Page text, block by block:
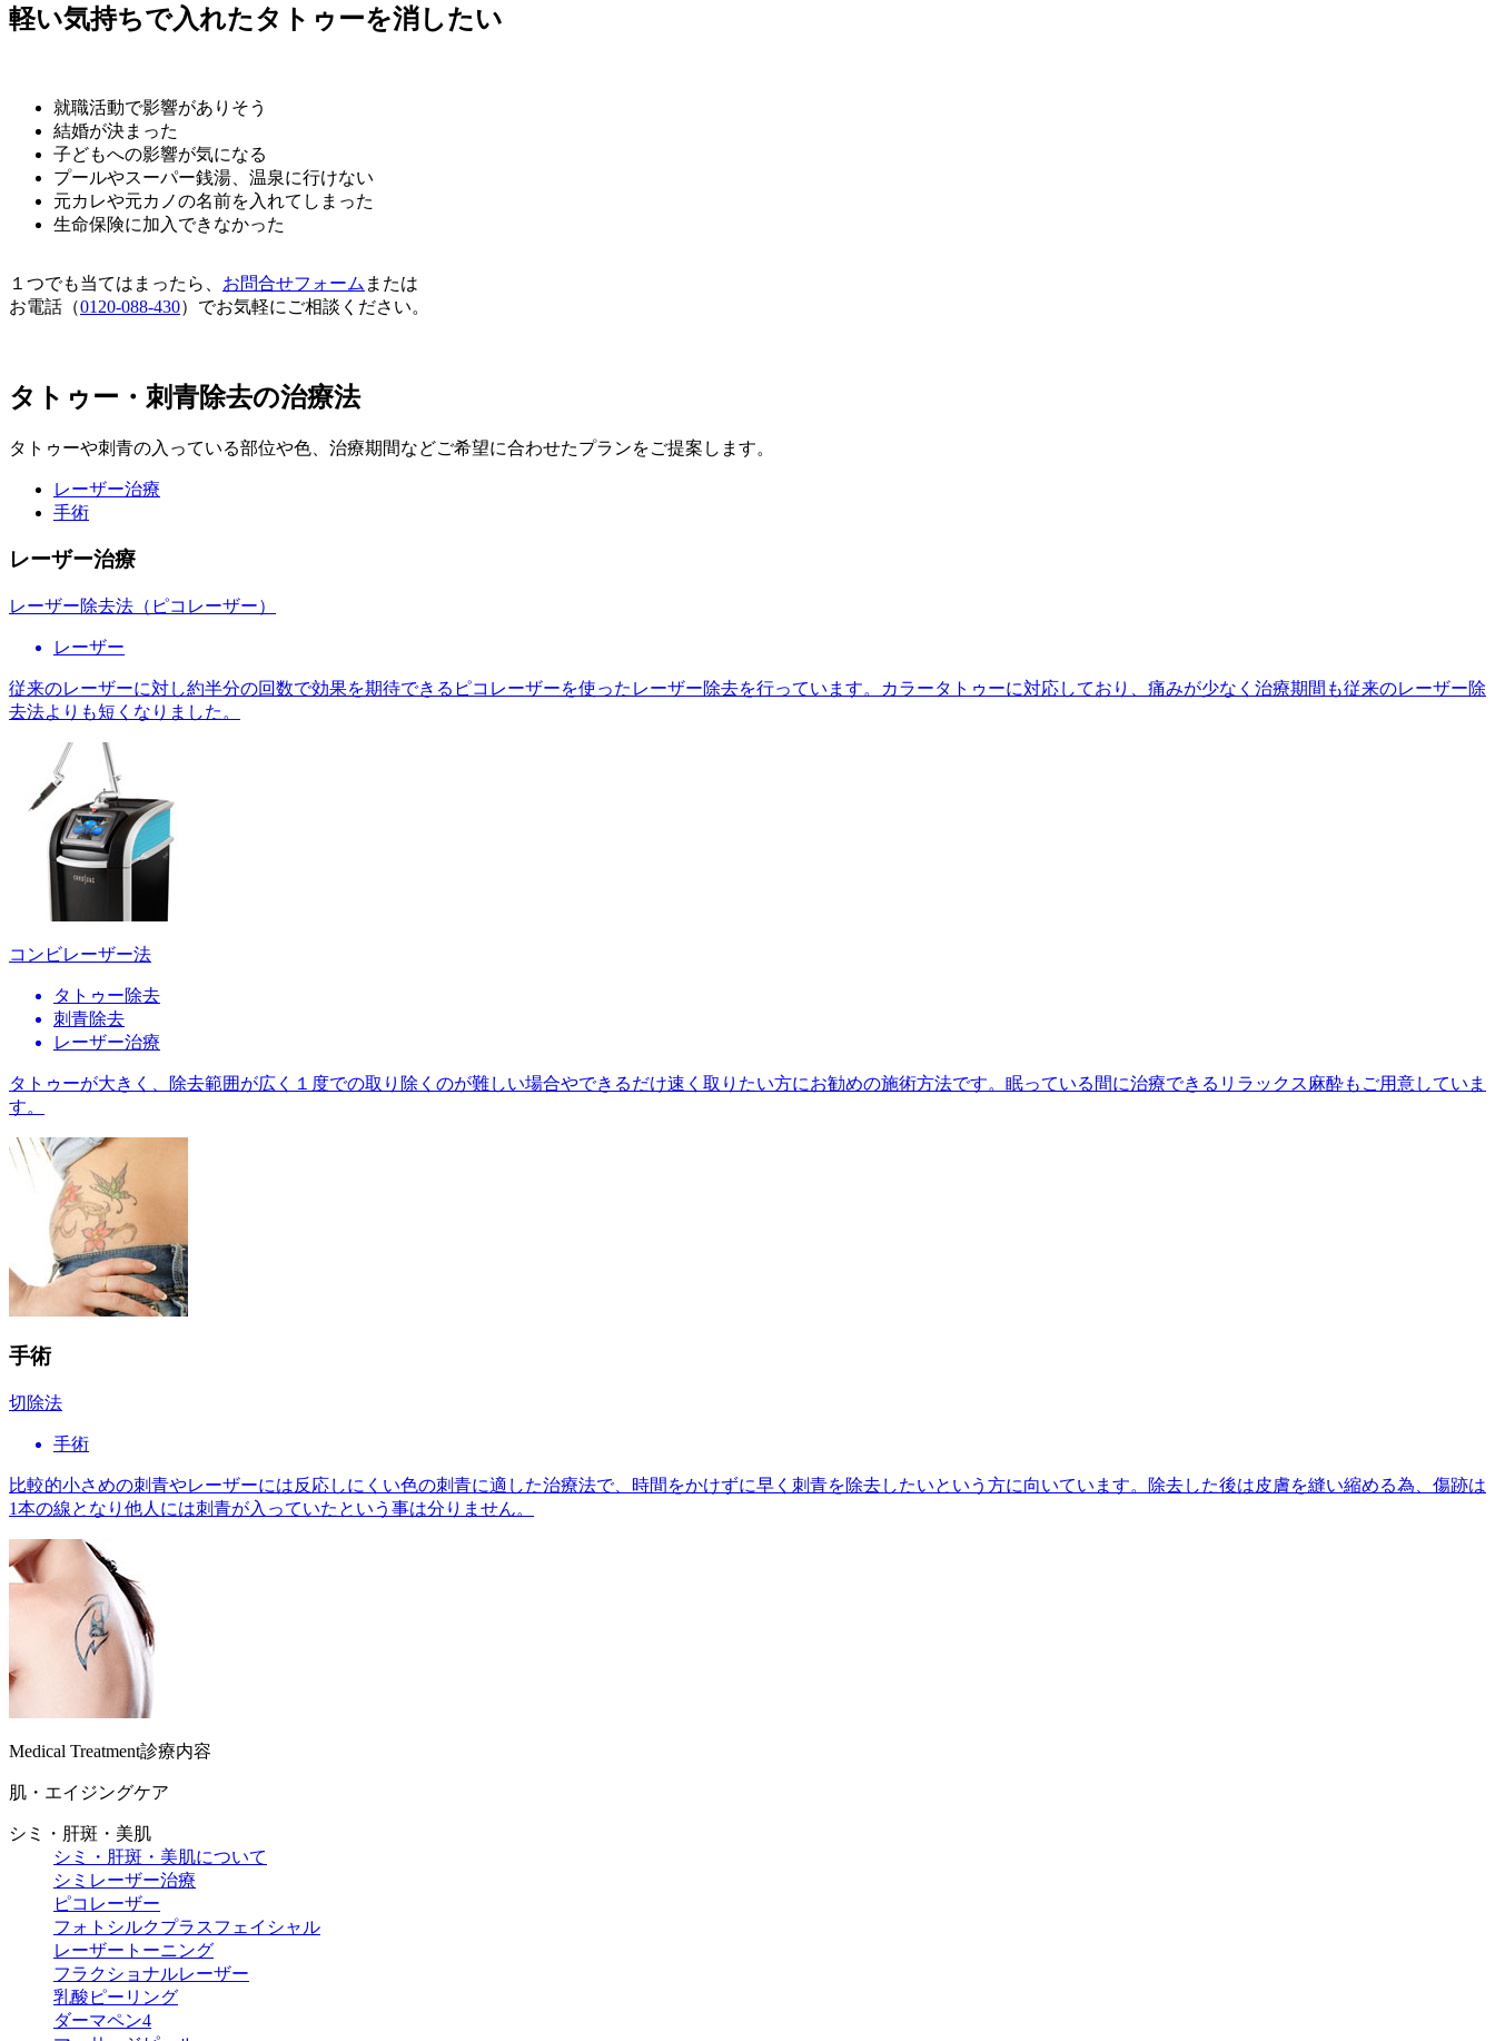
軽い気持ちで入れたタトゥーを消したい
就職活動で影響がありそう
結婚が決まった
子どもへの影響が気になる
プールやスーパー銭湯、温泉に行けない
元カレや元カノの名前を入れてしまった
生命保険に加入できなかった
１つでも当てはまったら、 お問合せフォーム または
お電話（0120-088-430）でお気軽にご相談ください。
タトゥー・刺青除去の治療法
タトゥーや刺青の入っている部位や色、治療期間などご希望に合わせたプランをご提案します。
レーザー治療
手術
レーザー治療
レーザー除去法（ピコレーザー）
レーザー
従来のレーザーに対し約半分の回数で効果を期待できるピコレーザーを使ったレーザー除去を行っています。カラータトゥーに対応しており、痛みが少なく治療期間も従来のレーザー除
去法よりも短くなりました。
コンビレーザー法
タトゥー除去
刺青除去
レーザー治療
タトゥーが大きく、除去範囲が広く１度での取り除くのが難しい場合やできるだけ速く取りたい方にお勧めの施術方法です。眠っている間に治療できるリラックス麻酔もご用意していま
す。
手術
切除法
手術
比較的小さめの刺青やレーザーには反応しにくい色の刺青に適した治療法で、時間をかけずに早く刺青を除去したいという方に向いています。除去した後は皮膚を縫い縮める為、傷跡は
1本の線となり他人には刺青が入っていたという事は分りません。
Medical Treatment診療内容
肌・エイジングケア
シミ・肝斑・美肌
シミ・肝斑・美肌について
シミレーザー治療
ピコレーザー
フォトシルクプラスフェイシャル
レーザートーニング
フラクショナルレーザー
乳酸ピーリング
ダーマペン4